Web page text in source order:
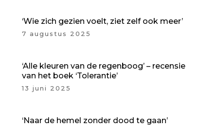
‘Wie zich gezien voelt, ziet zelf ook meer’
7 augustus 2025
‘Alle kleuren van de regenboog’ – recensie
van het boek ‘Tolerantie’
13 juni 2025
‘Naar de hemel zonder dood te gaan’